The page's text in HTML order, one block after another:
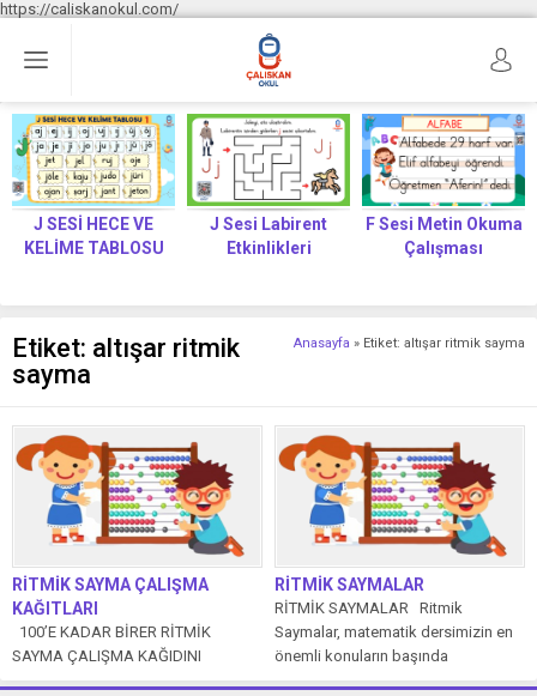
https://caliskanokul.com/
J SESİ HECE VE
KELİME TABLOSU
J Sesi Labirent
Etkinlikleri
F Sesi Metin Okuma
Çalışması
Anasayfa » Etiket: altışar ritmik sayma
Etiket: altışar ritmik
sayma
RİTMİK SAYMA ÇALIŞMA
KAĞITLARI
100’E KADAR BİRER RİTMİK
SAYMA ÇALIŞMA KAĞIDINI
İNDİRMEK İÇİN TIKLAYIN. 100’E
RİTMİK SAYMALAR
RİTMİK SAYMALAR Ritmik
Saymalar, matematik dersimizin en
önemli konuların başında
gelmektedir. Çünkü bu konu...